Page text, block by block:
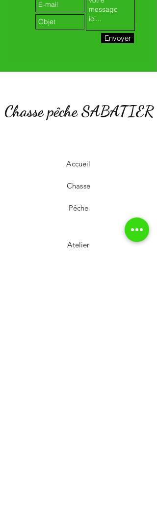
Envoyer
Chasse pêche SABATIER
Accueil
Chasse
Pêche
Atelier